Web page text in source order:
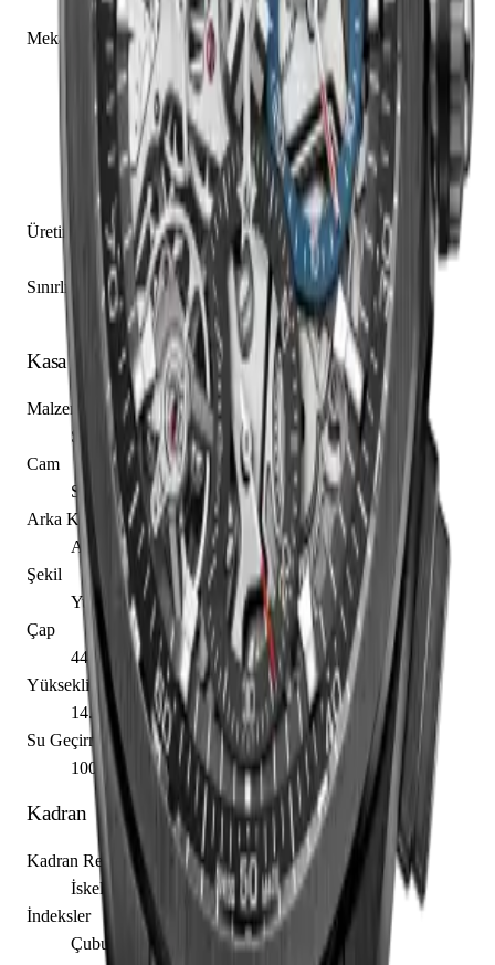
Zenith caliber El Primero 9004
Mekanizma Açıklaması
Dakika
Küçük Saniye
Kronograf
Kronometre
Güç Rezervi Göstergesi
Üretim Yılı
Sınırlı Üretim
Hayır
Kasa
Malzeme
Seramik
Cam
Safir
Arka Kapak
Açık
Şekil
Yuvarlak
Çap
44.00 mm
Yükseklik
14.50 mm
Su Geçirmezlik
100.00 m
Kadran
Kadran Rengi
İskelet
İndeksler
Çubuk / Nokta